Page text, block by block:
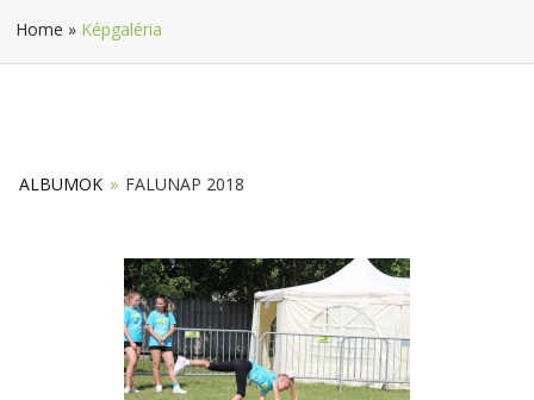
Home » Képgaléria
ALBUMOK » FALUNAP 2018